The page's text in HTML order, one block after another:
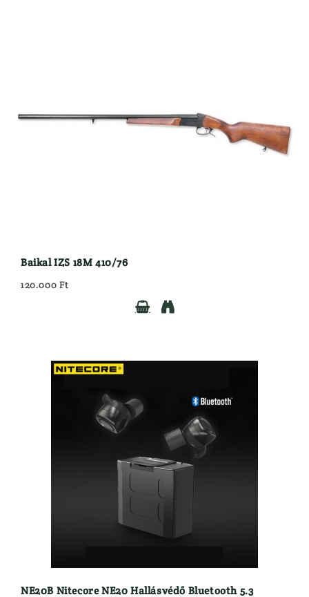
Baikal IZS 18M 410/76
120.000 Ft


NE20B Nitecore NE20 Hallásvédő Bluetooth 5.3